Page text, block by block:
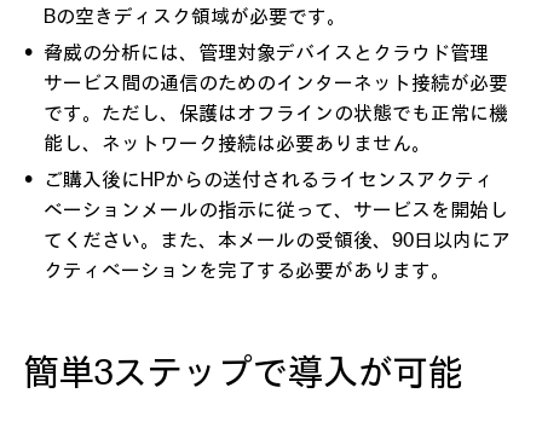
Bの空きディスク領域が必要です。
脅威の分析には、管理対象デバイスとクラウド管理
サービス間の通信のためのインターネット接続が必要
です。ただし、保護はオフラインの状態でも正常に機
能し、ネットワーク接続は必要ありません。
ご購入後にHPからの送付されるライセンスアクティ
ベーションメールの指示に従って、サービスを開始し
てください。また、本メールの受領後、90日以内にア
クティベーションを完了する必要があります。
簡単3ステップで導入が可能